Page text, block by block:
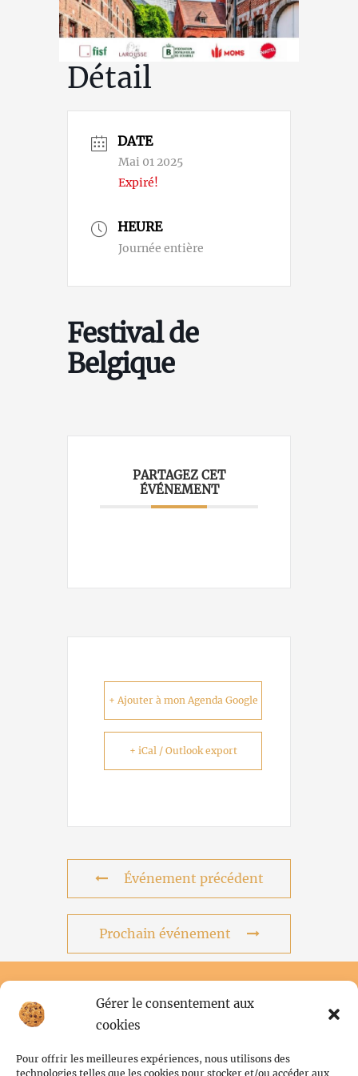
Gérer le consentement aux
cookies
Pour offrir les meilleures expériences, nous utilisons des
technologies telles que les cookies pour stocker et/ou accéder aux
Détail
DATE
Mai 01 2025
Expiré!
HEURE
Journée entière
Festival de
Belgique
PARTAGEZ CET
ÉVÉNEMENT
+ Ajouter à mon Agenda Google
+ iCal / Outlook export
Événement précédent
Prochain événement